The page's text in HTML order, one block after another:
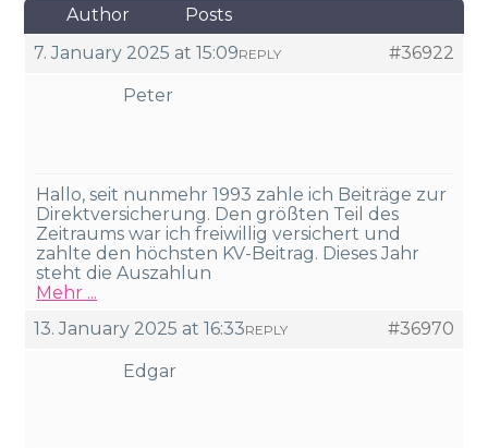
Author
Posts
7. January 2025 at 15:09
#36922
REPLY
Peter
Hallo, seit nunmehr 1993 zahle ich Beiträge zur
Direktversicherung. Den größten Teil des
Zeitraums war ich freiwillig versichert und
zahlte den höchsten KV-Beitrag. Dieses Jahr
steht die Auszahlun
Mehr ...
13. January 2025 at 16:33
#36970
REPLY
Edgar